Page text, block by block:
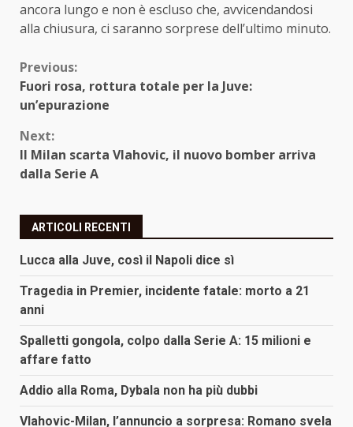
ancora lungo e non è escluso che, avvicendandosi
alla chiusura, ci saranno sorprese dell’ultimo minuto.
Continue
Reading
Previous:
Fuori rosa, rottura totale per la Juve:
un’epurazione
Next:
Il Milan scarta Vlahovic, il nuovo bomber arriva
dalla Serie A
ARTICOLI RECENTI
Lucca alla Juve, così il Napoli dice sì
Tragedia in Premier, incidente fatale: morto a 21
anni
Spalletti gongola, colpo dalla Serie A: 15 milioni e
affare fatto
Addio alla Roma, Dybala non ha più dubbi
Vlahovic-Milan, l’annuncio a sorpresa: Romano svela